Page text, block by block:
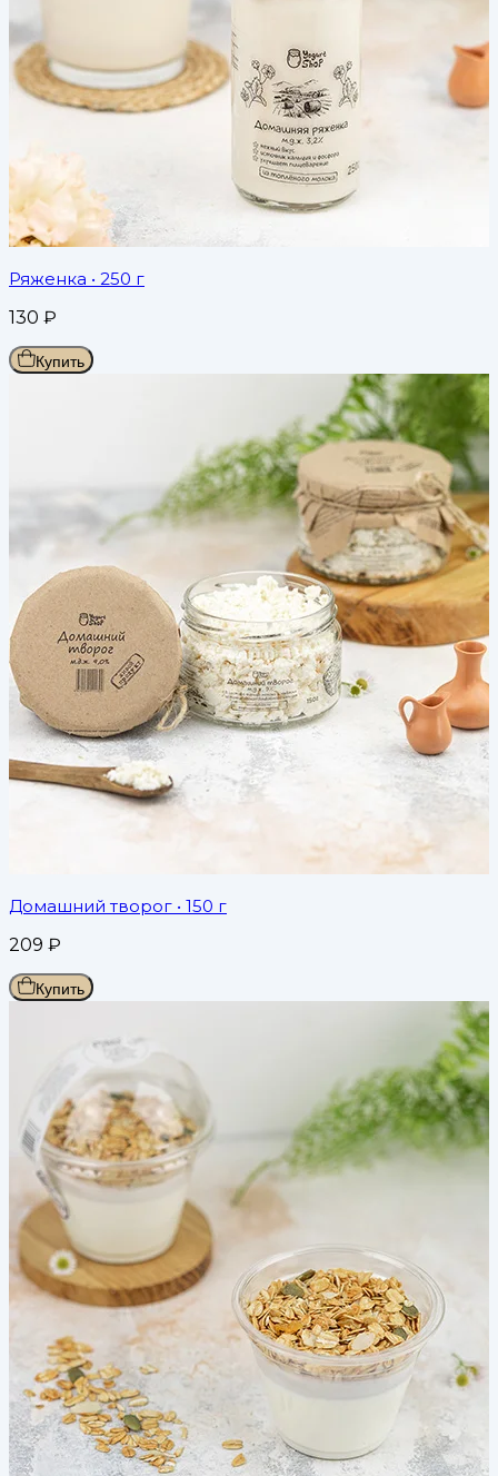
Ряженка • 250 г
130 ₽
Купить
Домашний творог • 150 г
209 ₽
Купить